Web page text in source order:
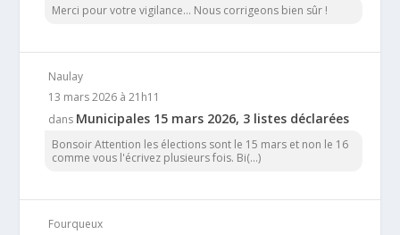
Merci pour votre vigilance... Nous corrigeons bien sûr !
Naulay
13 mars 2026 à 21h11
dans Municipales 15 mars 2026, 3 listes déclarées
Bonsoir Attention les élections sont le 15 mars et non le 16
comme vous l'écrivez plusieurs fois. Bi(...)
Fourqueux